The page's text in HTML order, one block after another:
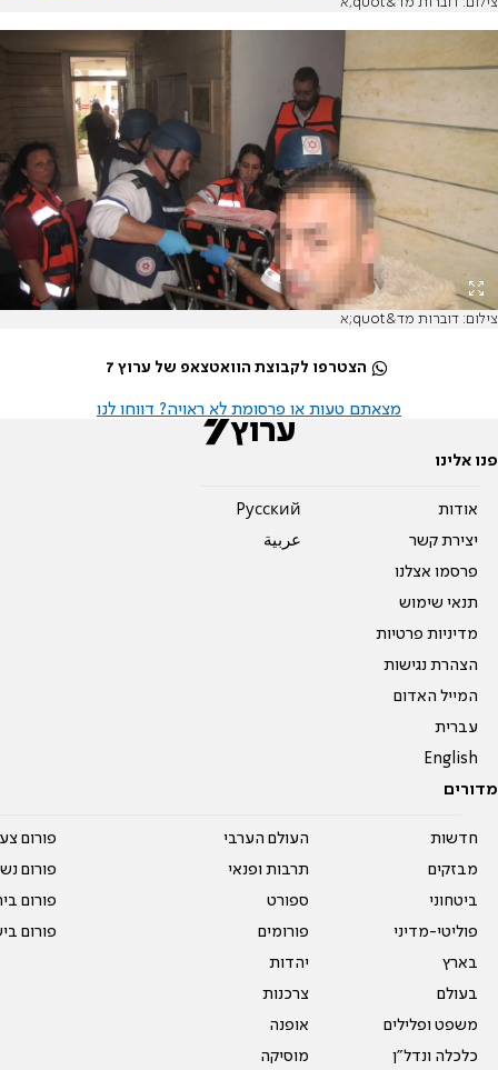
צילום: דוברות מד&quot;א
צילום: דוברות מד&quot;א
הצטרפו לקבוצת הוואטצאפ של ערוץ 7
מצאתם טעות או פרסומת לא ראויה? דווחו לנו
פנו אלינו
אודות
יצירת קשר
פרסמו אצלנו
תנאי שימוש
מדיניות פרטיות
הצהרת נגישות
המייל האדום
עברית
English
Pусский
عربية
מדורים
חדשות
מבזקים
ביטחוני
פוליטי-מדיני
בארץ
בעולם
משפט ופלילים
כלכלה ונדל"ן
העולם הערבי
תרבות ופנאי
ספורט
פורומים
יהדות
צרכנות
אופנה
מוסיקה
פורום
פורום
פורום
פורום